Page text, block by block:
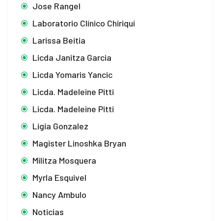
Jose Rangel
Laboratorio Clínico Chiriquí
Larissa Beitia
Licda Janitza Garcia
Licda Yomaris Yancic
Licda. Madeleine Pitti
Licda. Madeleine Pitti
Ligia Gonzalez
Magister Linoshka Bryan
Militza Mosquera
Myrla Esquivel
Nancy Ambulo
Noticias